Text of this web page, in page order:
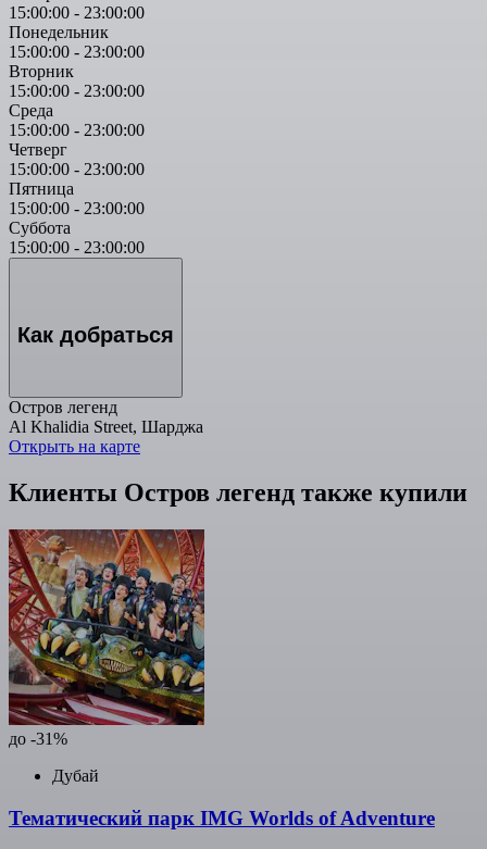
15:00:00 - 23:00:00
Понедельник
15:00:00 - 23:00:00
Вторник
15:00:00 - 23:00:00
Среда
15:00:00 - 23:00:00
Четверг
15:00:00 - 23:00:00
Пятница
15:00:00 - 23:00:00
Суббота
15:00:00 - 23:00:00
Как добраться
Остров легенд
Al Khalidia Street, Шарджа
Открыть на карте
Клиенты Остров легенд также купили
до -31%
Дубай
Тематический парк IMG Worlds of Adventure